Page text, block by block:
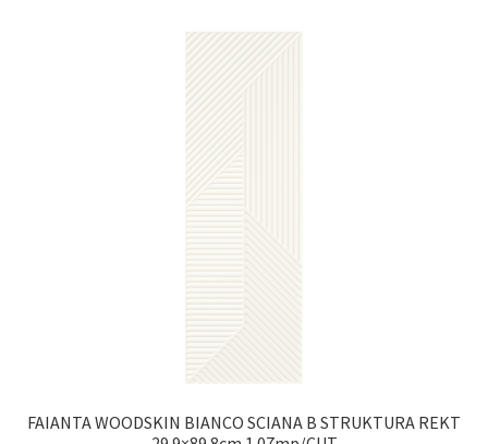
FAIANTA WOODSKIN BIANCO SCIANA B STRUKTURA REKT